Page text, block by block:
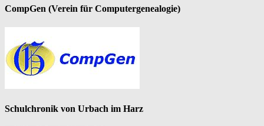
CompGen (Verein für Computergenealogie)
Schulchronik von Urbach im Harz